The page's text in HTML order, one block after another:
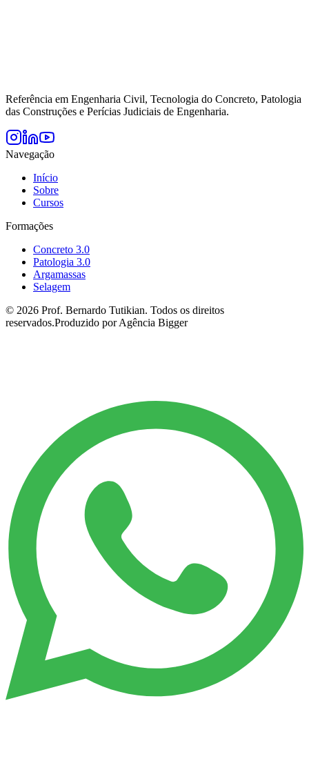
Referência em Engenharia Civil, Tecnologia do Concreto, Patologia
das Construções e Perícias Judiciais de Engenharia.
Navegação
Início
Sobre
Cursos
Formações
Concreto 3.0
Patologia 3.0
Argamassas
Selagem
© 2026 Prof. Bernardo Tutikian. Todos os direitos
reservados.Produzido por Agência Bigger